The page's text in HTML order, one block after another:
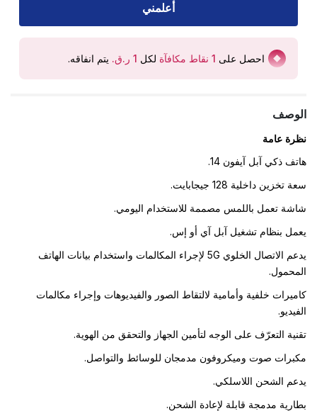
أعلمني
احصل على 1 نقاط مكافآة لكل يتم انفاقه.
الوصف
نظرة عامة
هاتف ذكي آبل آيفون 14.
سعة تخزين داخلية 128 جيجابايت.
شاشة تعمل باللمس مصممة للاستخدام اليومي.
يعمل بنظام تشغيل آبل آي أو إس.
يدعم الاتصال الخلوي 5G لإجراء المكالمات واستخدام بيانات الهاتف
المحمول.
كاميرات خلفية وأمامية لالتقاط الصور والفيديوهات وإجراء مكالمات
الفيديو.
تقنية التعرّف على الوجه لتأمين الجهاز والتحقق من الهوية.
مكبرات صوت وميكروفون مدمجان للوسائط والتواصل.
يدعم الشحن اللاسلكي.
بطارية مدمجة قابلة لإعادة الشحن.